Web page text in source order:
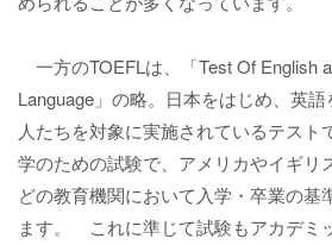
一方のTOEFLは、「Test Of English
Language」の略。日本をはじめ、英
人たちを対象に実施されているテスト
学のための試験で、アメリカやイギリ
どの教育機関において入学・卒業の基
ます。 これに準じて試験もアカデミ